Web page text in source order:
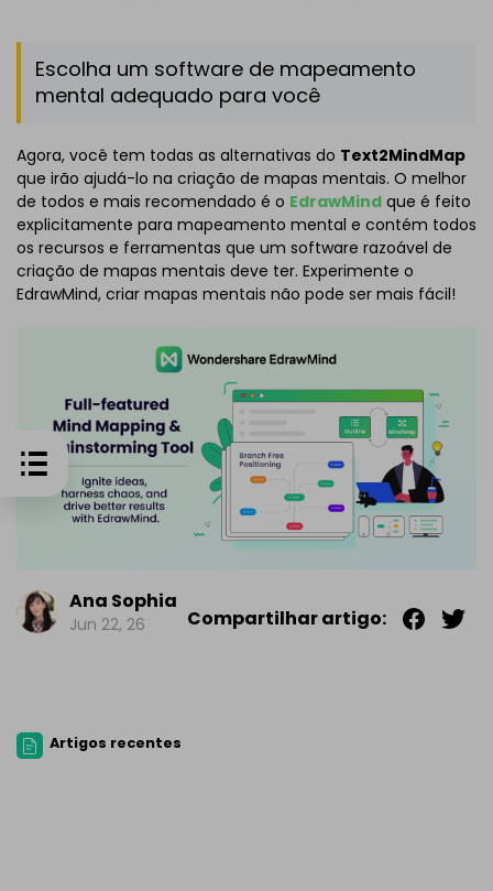
Escolha um software de mapeamento
mental adequado para você
Agora, você tem todas as alternativas do Text2MindMap
que irão ajudá-lo na criação de mapas mentais. O melhor
de todos e mais recomendado é o EdrawMind que é feito
explicitamente para mapeamento mental e contém todos
os recursos e ferramentas que um software razoável de
criação de mapas mentais deve ter. Experimente o
EdrawMind, criar mapas mentais não pode ser mais fácil!
Ana Sophia
Jun 22, 26 Compartilhar artigo:
Artigos recentes